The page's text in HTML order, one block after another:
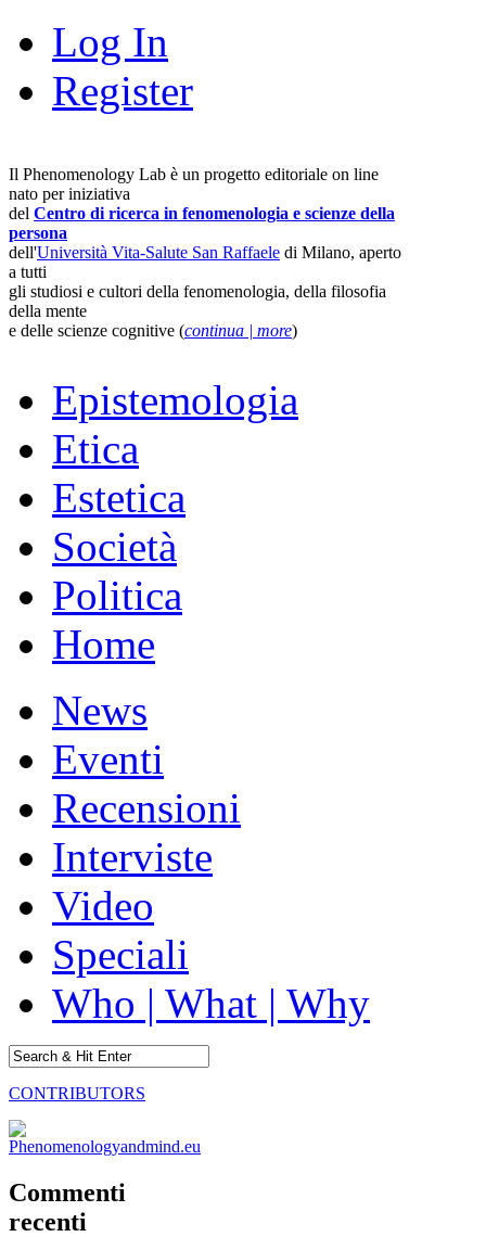
Log In
Register
Il Phenomenology Lab è un progetto editoriale on line
nato per iniziativa
del Centro di ricerca in fenomenologia e scienze della
persona
dell'Università Vita-Salute San Raffaele di Milano, aperto
a tutti
gli studiosi e cultori della fenomenologia, della filosofia
della mente
e delle scienze cognitive (continua | more)
Epistemologia
Etica
Estetica
Società
Politica
Home
News
Eventi
Recensioni
Interviste
Video
Speciali
Who | What | Why
CONTRIBUTORS
Commenti
recenti